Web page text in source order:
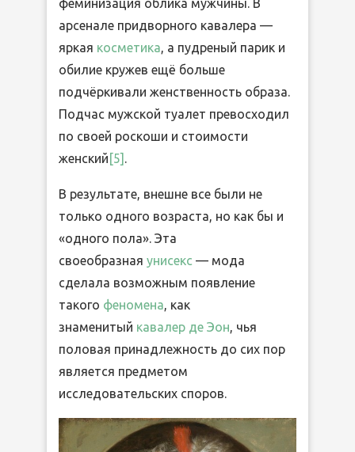
феминизация облика мужчины. В
арсенале придворного кавалера —
яркая косметика, а пудреный парик и
обилие кружев ещё больше
подчёркивали женственность образа.
Подчас мужской туалет превосходил
по своей роскоши и стоимости
женский [5] .
В результате, внешне все были не
только одного возраста, но как бы и
«одного пола». Эта
своеобразная унисекс — мода
сделала возможным появление
такого феномена, как
знаменитый кавалер де Эон, чья
половая принадлежность до сих пор
является предметом
исследовательских споров.